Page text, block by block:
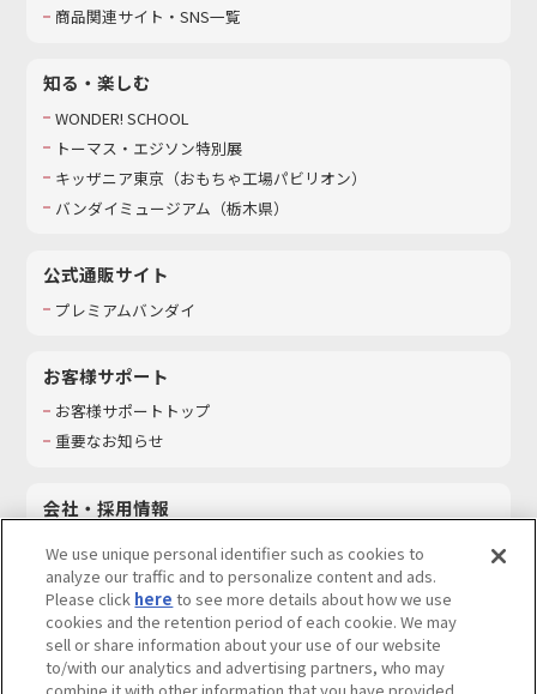
商品関連サイト・SNS一覧
知る・楽しむ
WONDER! SCHOOL
トーマス・エジソン特別展
キッザニア東京（おもちゃ工場パビリオン）​
バンダイミュージアム（栃木県）
公式通販サイト
プレミアムバンダイ
お客様サポート
お客様サポートトップ
重要なお知らせ
会社・採用情報
採用情報
サステナビリティ
お問い合わせ
We use unique personal identifier such as cookies to
analyze our traffic and to personalize content and ads.
Please click here to see more details about how we use
cookies and the retention period of each cookie. We may
sell or share information about your use of our website
to/with our analytics and advertising partners, who may